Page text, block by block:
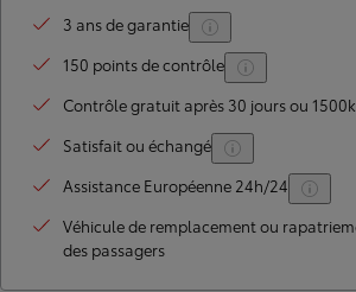
3 ans de garantie
150 points de contrôle
Contrôle gratuit après 30 jours ou
Satisfait ou échangé
Assistance Européenne 24h/24
Véhicule de remplacement ou
des passagers